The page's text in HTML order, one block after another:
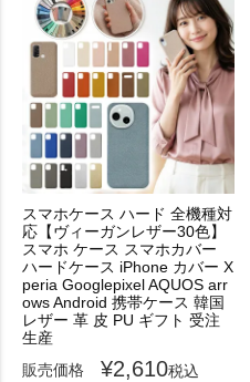
スマホケース ハード 全機種対
応【ヴィーガンレザー30色】
スマホ ケース スマホカバー
ハードケース iPhone カバー X
peria Googlepixel AQUOS arr
ows Android 携帯ケース 韓国
レザー 革 皮 PU ギフト 受注
生産
販売価格
¥2,610税込